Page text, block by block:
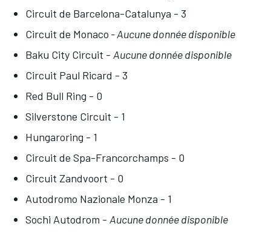
Circuit de Barcelona-Catalunya - 3
Circuit de Monaco - Aucune donnée disponible
Baku City Circuit - Aucune donnée disponible
Circuit Paul Ricard - 3
Red Bull Ring - 0
Silverstone Circuit - 1
Hungaroring - 1
Circuit de Spa-Francorchamps - 0
Circuit Zandvoort - 0
Autodromo Nazionale Monza - 1
Sochi Autodrom - Aucune donnée disponible